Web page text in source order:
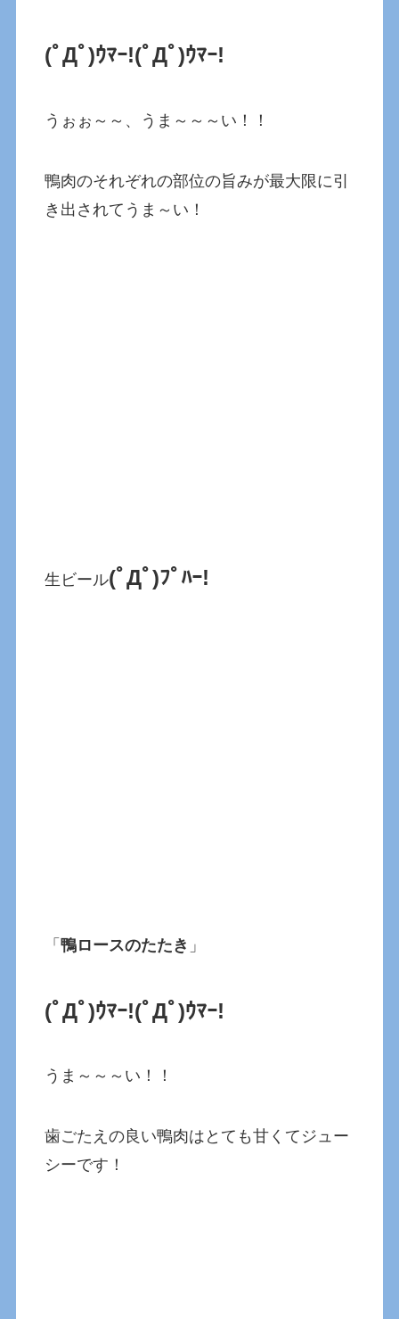
(ﾟДﾟ)ｳﾏｰ!(ﾟДﾟ)ｳﾏｰ!
うぉぉ～～、うま～～～い！！
鴨肉のそれぞれの部位の旨みが最大限に引
き出されてうま～い！
生ビール(ﾟДﾟ)ﾌﾟﾊｰ!
「鴨ロースのたたき 」
(ﾟДﾟ)ｳﾏｰ!(ﾟДﾟ)ｳﾏｰ!
うま～～～い！！
歯ごたえの良い鴨肉はとても甘くてジュー
シーです！